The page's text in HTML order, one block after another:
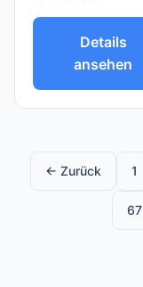
Details
ansehen
← Zurück 1
67